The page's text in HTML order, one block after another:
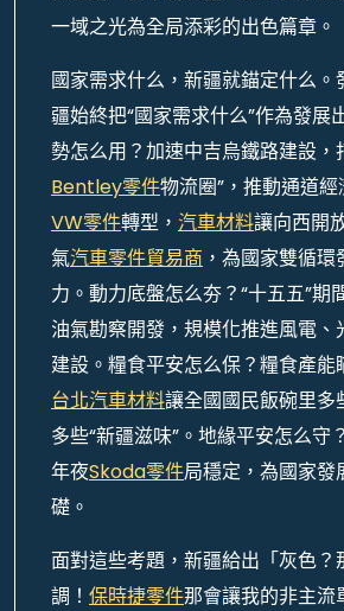
一域之光為全局添彩的出色篇章。
國家需求什么，新疆就錨定什么。
疆始終把“國家需求什么”作為發展
勢怎么用？加速中吉烏鐵路建設，
Bentley零件物流圈”，推動通道
VW零件轉型， 汽車材料讓向西開
氣汽車零件貿易商 ，為國家雙循
力。動力底盤怎么夯？“十五五”期
油氣勘察開發，規模化推進風電、
建設。糧食平安怎么保？糧食產能
台北汽車材料讓全國國民飯碗里多
多些“新疆滋味”。地緣平安怎么守
年夜Skoda零件局穩定，為國家發
礎。
面對這些考題，新疆給出「灰色？
調！ 保時捷零件那會讓我的非主流